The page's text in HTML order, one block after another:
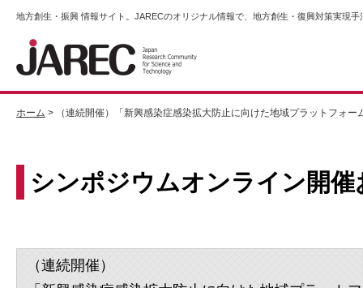
地方創生・振興 情報サイト。JARECのオリジナル情報で、地方創生・復興対策実現
ホーム > （連続開催）「新興感染症感染拡大防止に向けた地域プラットフォ
シンポジウムオンライン開催
（連続開催）